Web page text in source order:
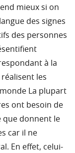
mieux si on
des signes
des personnes
à la
les
La plupart
ont besoin de
que donnent le
car il ne
En effet, celui-